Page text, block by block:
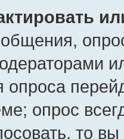
опроса
опрос
то